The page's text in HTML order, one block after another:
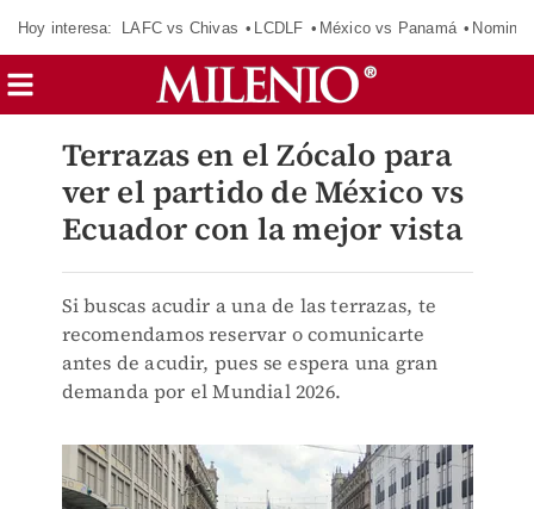
Hoy interesa: LAFC vs Chivas LCDLF México vs Panamá
Terrazas en el Zócalo para
ver el partido de México vs
Ecuador con la mejor vista
Si buscas acudir a una de las terrazas, te
recomendamos reservar o comunicarte
antes de acudir, pues se espera una gran
demanda por el Mundial 2026.